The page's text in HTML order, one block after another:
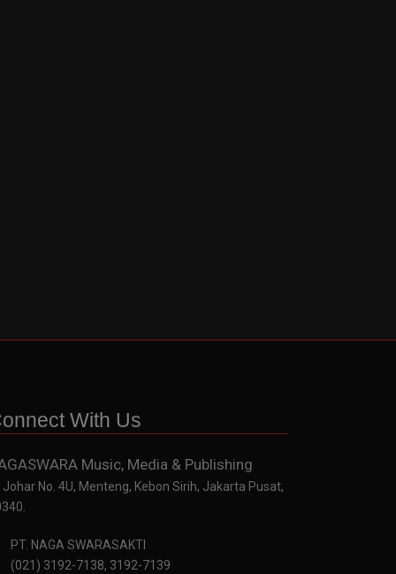
With Us
Music, Media & Publishing
Johar No. 4U, Menteng, Kebon Sirih, Jakarta Pusat,
PT. NAGA SWARASAKTI
(021) 3192-7138, 3192-7139